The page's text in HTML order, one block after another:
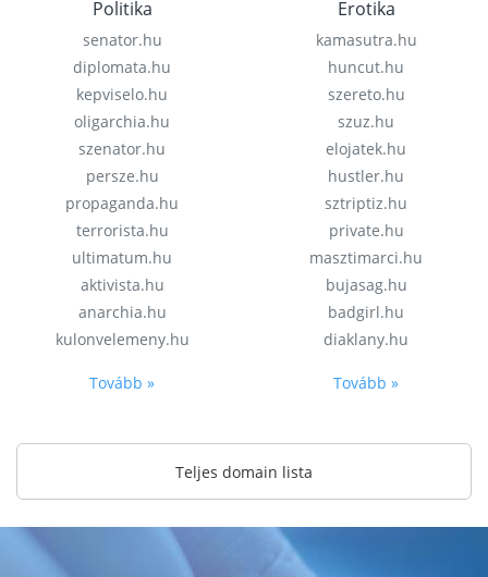
Politika
senator.hu
diplomata.hu
kepviselo.hu
oligarchia.hu
szenator.hu
persze.hu
propaganda.hu
terrorista.hu
ultimatum.hu
aktivista.hu
anarchia.hu
kulonvelemeny.hu
Tovább »
Erotika
kamasutra.hu
huncut.hu
szereto.hu
szuz.hu
elojatek.hu
hustler.hu
sztriptiz.hu
private.hu
masztimarci.hu
bujasag.hu
badgirl.hu
diaklany.hu
Tovább »
Teljes domain lista